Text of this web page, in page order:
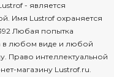
- является
Имя Lustrof охраняется
Любая попытка
в любом виде и любой
Право интеллектуальной
магазину Lustrof.ru.